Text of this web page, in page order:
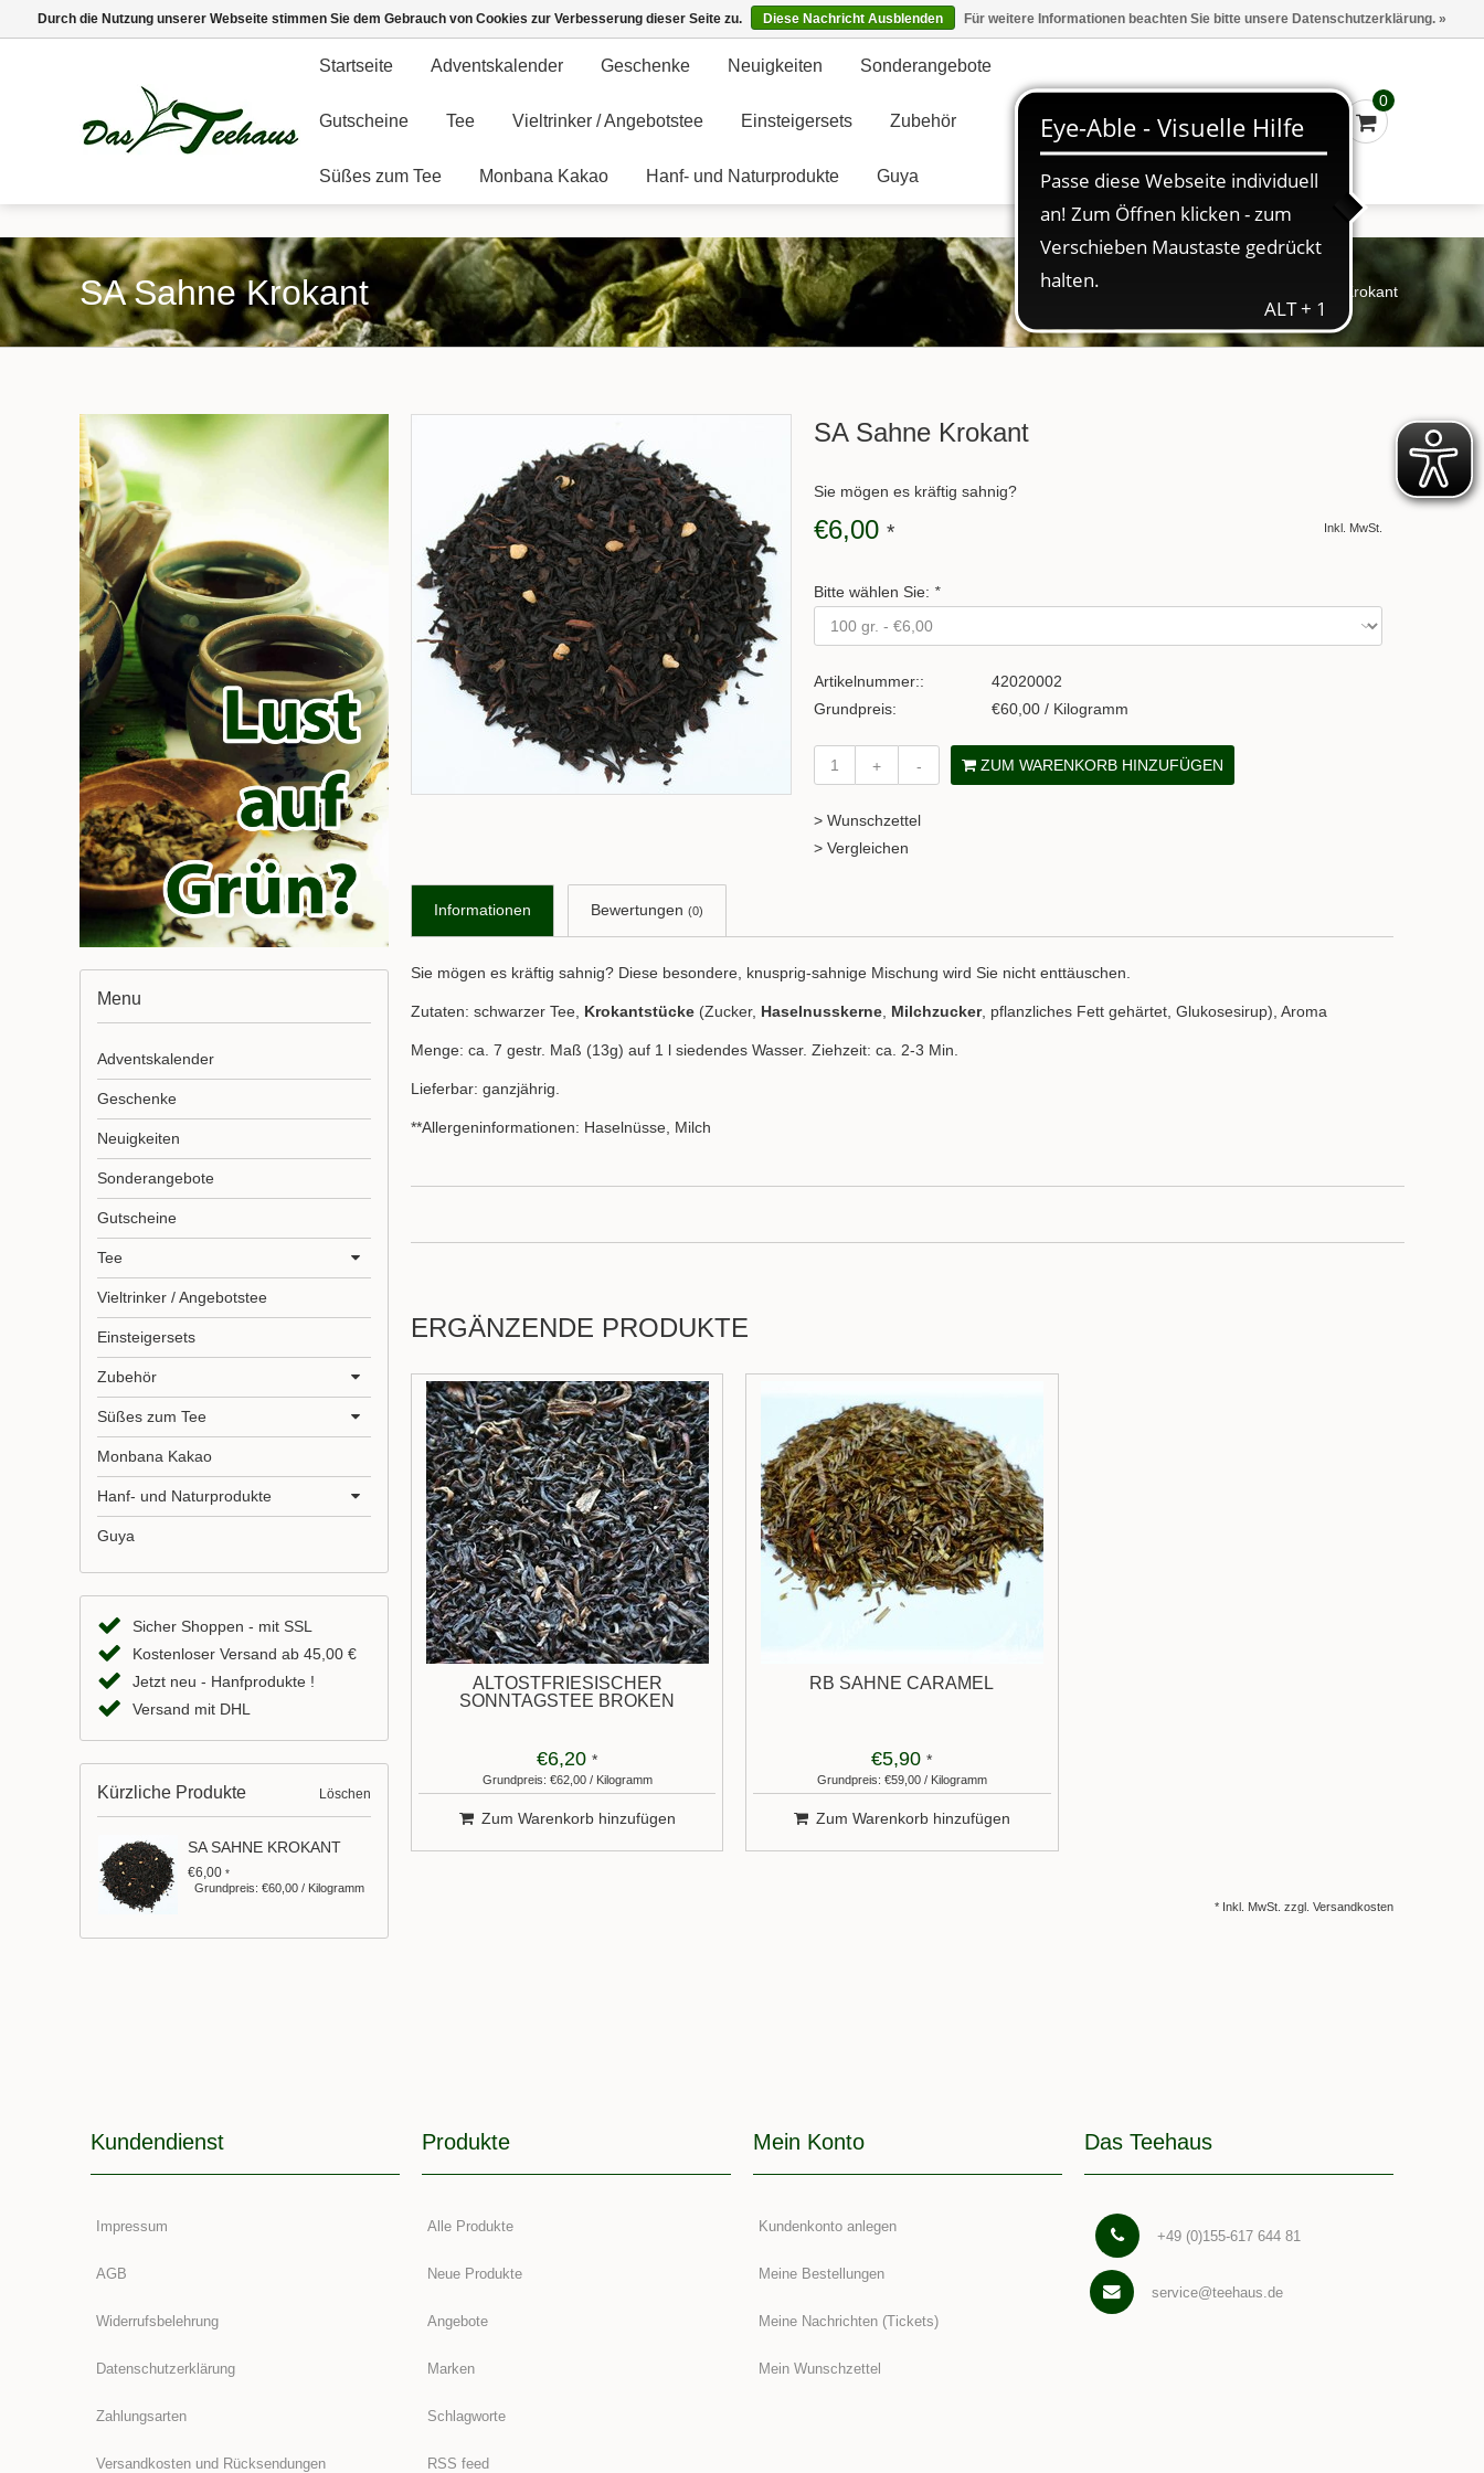
Marken Kasse - €0,00 Anmelden
Startseite Adventskalender Geschenke Neuigkeiten Sonderangebote
Gutscheine Tee Vieltrinker / Angebotstee Einsteigersets Zubehör
Süßes zum Tee Monbana Kakao Hanf- und Naturprodukte Guya
0
SA Sahne Krokant SA Sahne Krokant
SA Sahne Krokant
Sie mögen es kräftig sahnig?
€6,00 * Inkl. MwSt.
Bitte wählen Sie: *
Artikelnummer::
42020002
Grundpreis:
€60,00 / Kilogramm
+ - ZUM WARENKORB HINZUFÜGEN
> Wunschzettel
> Vergleichen
Informationen Bewertungen (0)
Sie mögen es kräftig sahnig? Diese besondere, knusprig-sahnige Mischung wird Sie nicht enttäuschen.
Zutaten: schwarzer Tee, Krokantstücke (Zucker, Haselnusskerne Milchzucker, pflanzliches Fett gehärtet, Glukosesirup), Aroma
Menge: ca. 7 gestr. Maß (13g) auf 1 l siedendes Wasser. Ziehzeit: ca. 2-3 Min.
Lieferbar: ganzjährig.
**Allergeninformationen: Haselnüsse, Milch
ERGÄNZENDE PRODUKTE
ALTOSTFRIESISCHER
SONNTAGSTEE BROKEN
€6,20*
Grundpreis: €62,00 / Kilogramm
Zum Warenkorb hinzufügen
RB SAHNE CARAMEL
€5,90*
Grundpreis: €59,00 / Kilogramm
Zum Warenkorb hinzufügen
* Inkl. MwSt. zzgl. Versandkosten
Menu
Adventskalender
Geschenke
Neuigkeiten
Sonderangebote
Gutscheine
Tee
Vieltrinker / Angebotstee
Einsteigersets
Zubehör
Süßes zum Tee
Monbana Kakao
Hanf- und Naturprodukte
Guya
Sicher Shoppen - mit SSL
Kostenloser Versand ab 45,00 €
Jetzt neu - Hanfprodukte !
Versand mit DHL
Kürzliche Produkte Löschen
SA SAHNE KROKANT
€6,00*
Grundpreis: €60,00 / Kilogramm
Kundendienst
Impressum
AGB
Widerrufsbelehrung
Datenschutzerklärung
Zahlungsarten
Versandkosten und Rücksendungen
Produkte
Alle Produkte
Neue Produkte
Angebote
Marken
Schlagworte
RSS feed
Mein Konto
Kundenkonto anlegen
Meine Bestellungen
Meine Nachrichten (Tickets)
Mein Wunschzettel
Das Teehaus
+49 (0)155-617 644 81
service@teehaus.de
Durch die Nutzung unserer Webseite stimmen Sie dem Gebrauch von Cookies zur Verbesserung dieser Seite zu. Diese Nachricht Ausblenden Für weitere Informationen beachten Sie bitte unsere Datenschutzerklärung. »